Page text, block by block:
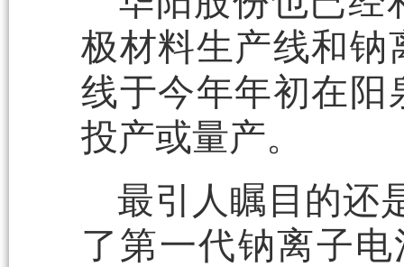
极材料生产线和钠
线于今年年初在阳
投产或量产。
最引人瞩目的还
了第一代钠离子